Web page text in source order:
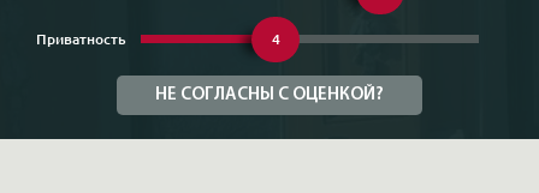
Приватность 4
НЕ СОГЛАСНЫ С ОЦЕНКОЙ?